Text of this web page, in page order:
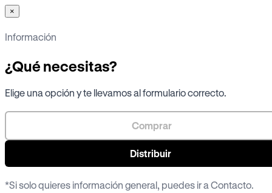
×
Información
¿Qué necesitas?
Elige una opción y te llevamos al formulario correcto.
Comprar
Distribuir
*Si solo quieres información general, puedes ir aContacto.